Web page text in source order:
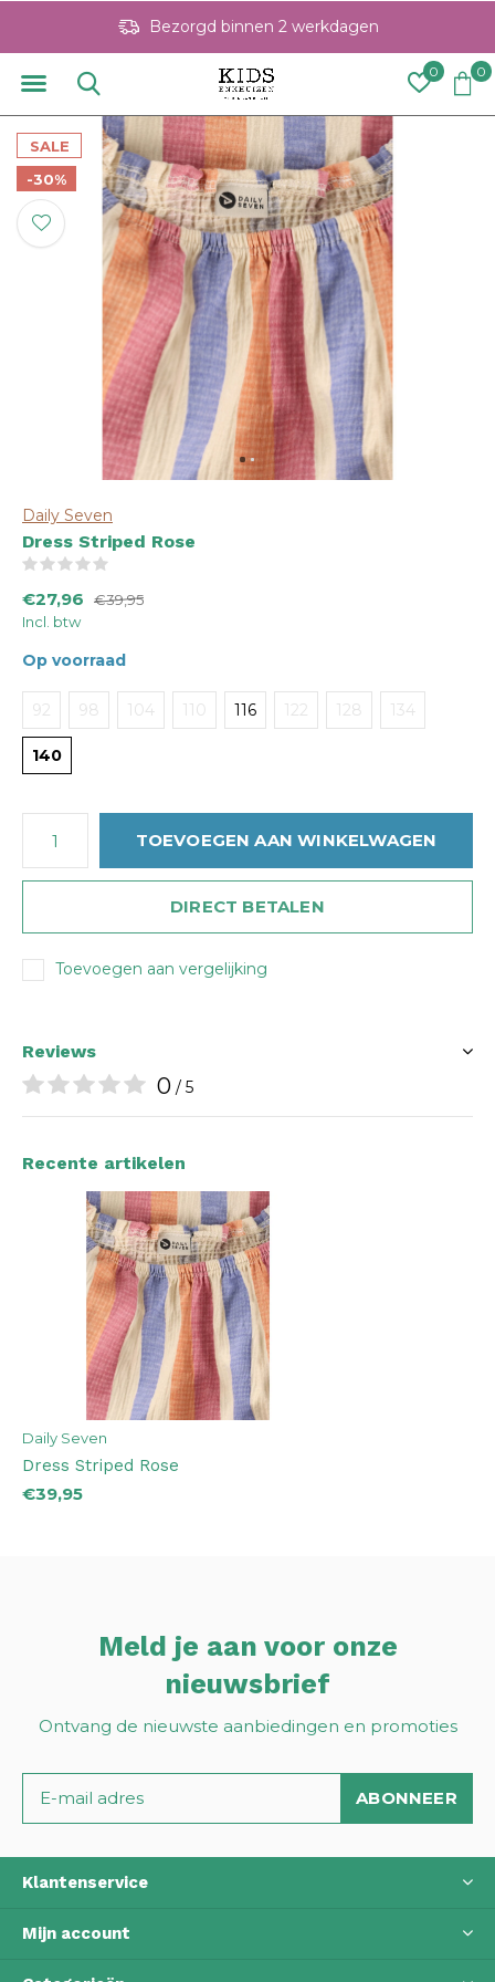
0 0
Bezorgd binnen 2 werkdagen
SALE
-30%
Daily Seven
Dress Striped Rose
€27,96
€39,95
Incl. btw
Op voorraad
92 98 104 110 116 122 128 134
140
TOEVOEGEN AAN WINKELWAGEN
DIRECT BETALEN
Toevoegen aan vergelijking
Reviews
0 / 5
Recente artikelen
Daily Seven
Dress Striped Rose
€39,95
Meld je aan voor onze
nieuwsbrief
Ontvang de nieuwste aanbiedingen en promoties
ABONNEER
Klantenservice
Mijn account